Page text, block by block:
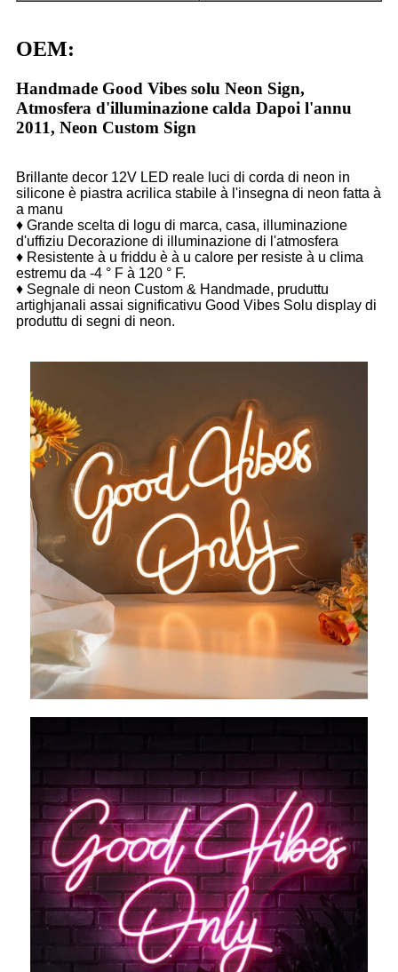
OEM:
Handmade Good Vibes solu Neon Sign,
Atmosfera d'illuminazione calda Dapoi l'annu
2011, Neon Custom Sign
Brillante decor 12V LED reale luci di corda di neon in
silicone è piastra acrilica stabile à l'insegna di neon fatta à
a manu
♦ Grande scelta di logu di marca, casa, illuminazione
d'uffiziu Decorazione di illuminazione di l'atmosfera
♦ Resistente à u friddu è à u calore per resiste à u clima
estremu da -4 ° F à 120 ° F.
♦ Segnale di neon Custom & Handmade, pruduttu
artighjanali assai significativu Good Vibes Solu display di
produttu di segni di neon.